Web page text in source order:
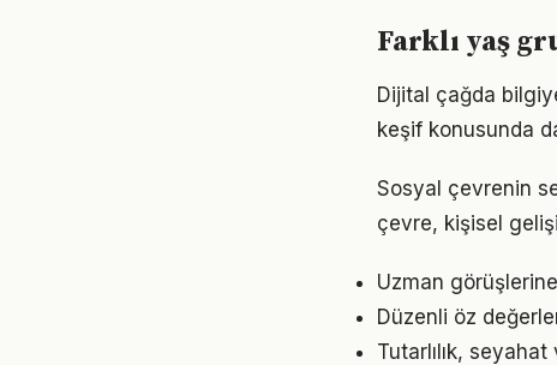
Farklı yaş
Dijital çağda
keşif konusunda
Sosyal çevrenin
çevre, kişisel
Uzman
Düzenli öz
Tutarlılık,